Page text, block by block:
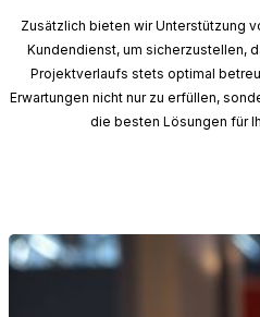
Zusätzlich bieten wir Unterstützung
Kundendienst, um sicherzustellen,
Projektverlaufs stets optimal
Erwartungen nicht nur zu erfüllen,
die besten Lösungen für